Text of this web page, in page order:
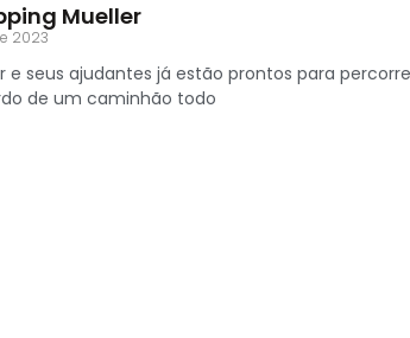
Mueller
2023
e seus ajudantes já estão prontos para
de um caminhão todo